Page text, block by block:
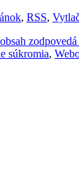
, RSS,
súkromia,